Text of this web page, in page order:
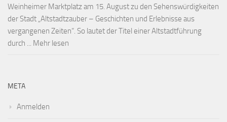
Weinheimer Marktplatz am 15. August zu den Sehenswürdigkeiten
der Stadt „Altstadtzauber – Geschichten und Erlebnisse aus
vergangenen Zeiten“. So lautet der Titel einer Altstadtführung
durch ... Mehr lesen
META
Anmelden